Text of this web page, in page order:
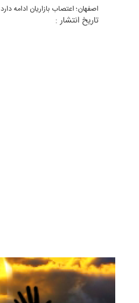
اصفهان؛ اعتصاب بازاریان ادامه دارد
تاریخ انتشار :